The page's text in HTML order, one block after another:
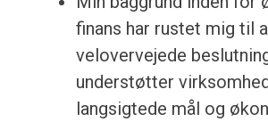
finans har rustet mig til
velovervejede
understøtter
langsigtede mål og